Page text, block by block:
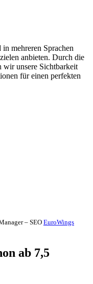
mehreren Sprachen
anbieten. Durch die
wir unsere Sichtbarkeit
für einen perfekten
– SEOEuroWings
ab 7,5